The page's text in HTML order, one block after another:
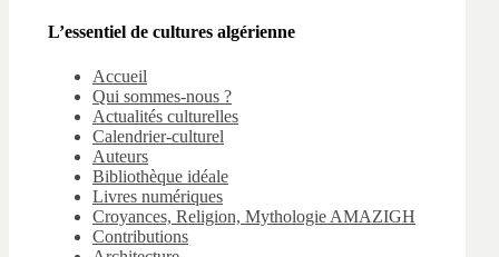
L’essentiel de cultures algérienne
Accueil
Qui sommes-nous ?
Actualités culturelles
Calendrier-culturel
Auteurs
Bibliothèque idéale
Livres numériques
Croyances, Religion, Mythologie AMAZIGH
Contributions